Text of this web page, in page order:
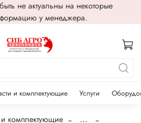
не актуальны на некоторые
у менеджера.
и комплектующие Услуги
и комплектующие
...